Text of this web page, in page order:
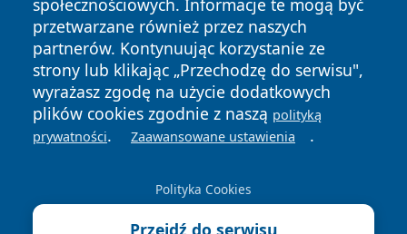
społecznościowych. Informacje te mogą być
przetwarzane również przez naszych
partnerów. Kontynuując korzystanie ze
strony lub klikając „Przechodzę do serwisu",
wyrażasz zgodę na użycie dodatkowych
plików cookies zgodnie z naszą polityką
prywatności. Zaawansowane ustawienia .
Polityka Cookies
Przejdź do serwisu
zastrzeżone.
News Autorzy
Polityka
Prywatności
Polityka
Cookies